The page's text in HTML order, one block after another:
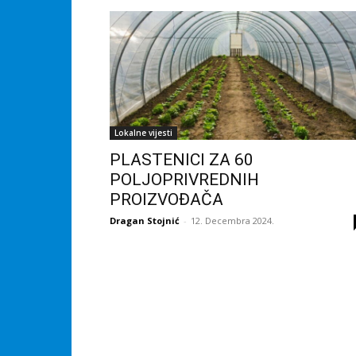
Lokalne vijesti
PLASTENICI ZA 60
POLJOPRIVREDNIH
PROIZVOĐAČA
Dragan Stojnić - 12. Decembra 2024.